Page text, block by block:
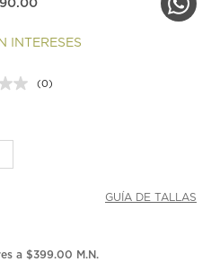
INTERESES
Sin
(0)
GUÍA DE TALLAS
a $399.00 M.N.